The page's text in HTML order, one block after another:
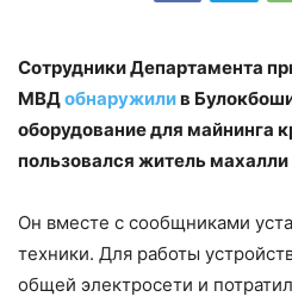
Сотрудники Департамента
МВДобнаружилив
оборудование для майнинга
пользовался житель
Он вместе с сообщниками
техники. Для работы
общей электросети и